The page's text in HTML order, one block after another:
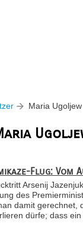
Maria Ugoljew
Flug: Vom
Arsenij
des
damit gerechnet,
dürfe; dass ein